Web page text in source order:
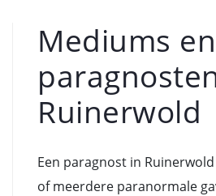
Mediums en
Ruinerwold
Een paragnost in
of meerdere paranormale